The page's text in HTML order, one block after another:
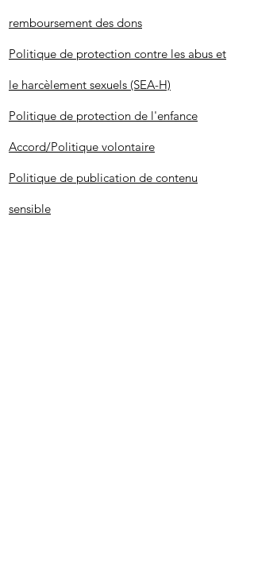
remboursement des dons
Politique de protection contre les abus et
le harcèlement sexuels (SEA-H)
Politique de protection de l'enfance
Accord/Politique volontaire
Politique de publication de contenu
sensible